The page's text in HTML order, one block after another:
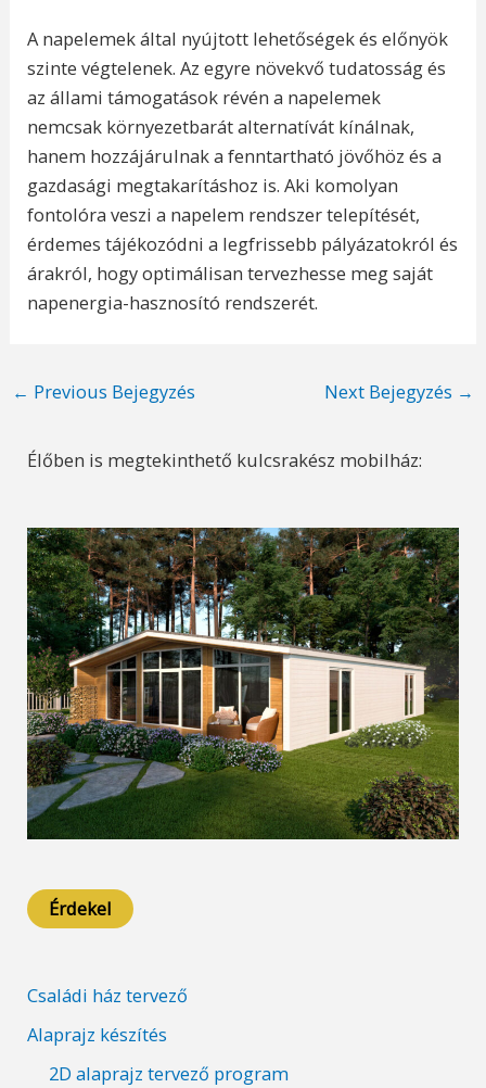
A napelemek által nyújtott lehetőségek és előnyök
szinte végtelenek. Az egyre növekvő tudatosság és
az állami támogatások révén a napelemek
nemcsak környezetbarát alternatívát kínálnak,
hanem hozzájárulnak a fenntartható jövőhöz és a
gazdasági megtakarításhoz is. Aki komolyan
fontolóra veszi a napelem rendszer telepítését,
érdemes tájékozódni a legfrissebb pályázatokról és
árakról, hogy optimálisan tervezhesse meg saját
napenergia-hasznosító rendszerét.
Post
← Previous Bejegyzés Next Bejegyzés →
Élőben is megtekinthető kulcsrakész mobilház:
Érdekel
Családi ház tervező
Alaprajz készítés
2D alaprajz tervező program